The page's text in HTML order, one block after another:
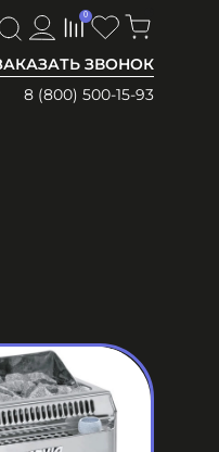
ЗВОНОК
8 (800) 500-15-93
0